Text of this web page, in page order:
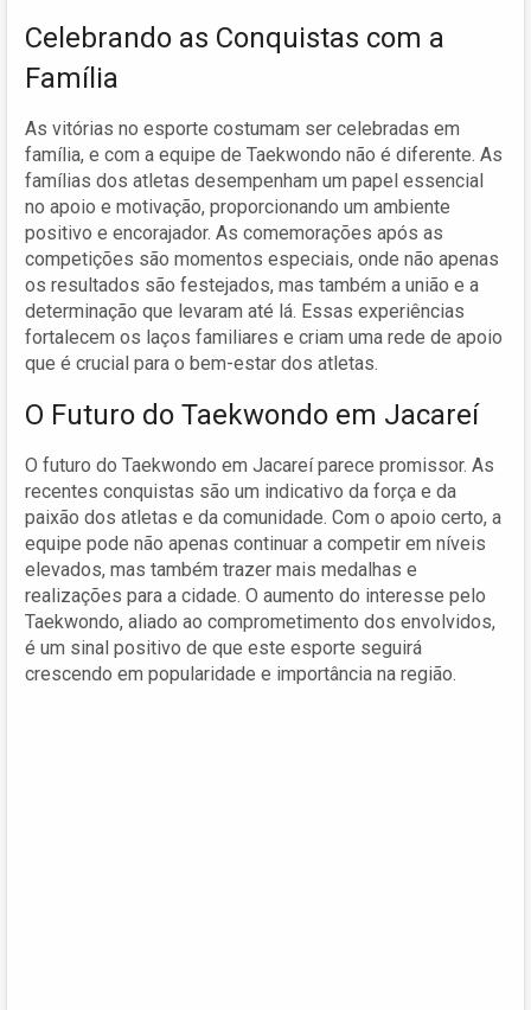
Celebrando as Conquistas com a
Família
As vitórias no esporte costumam ser celebradas em
família, e com a equipe de Taekwondo não é diferente. As
famílias dos atletas desempenham um papel essencial
no apoio e motivação, proporcionando um ambiente
positivo e encorajador. As comemorações após as
competições são momentos especiais, onde não apenas
os resultados são festejados, mas também a união e a
determinação que levaram até lá. Essas experiências
fortalecem os laços familiares e criam uma rede de apoio
que é crucial para o bem-estar dos atletas.
O Futuro do Taekwondo em Jacareí
O futuro do Taekwondo em Jacareí parece promissor. As
recentes conquistas são um indicativo da força e da
paixão dos atletas e da comunidade. Com o apoio certo, a
equipe pode não apenas continuar a competir em níveis
elevados, mas também trazer mais medalhas e
realizações para a cidade. O aumento do interesse pelo
Taekwondo, aliado ao comprometimento dos envolvidos,
é um sinal positivo de que este esporte seguirá
crescendo em popularidade e importância na região.